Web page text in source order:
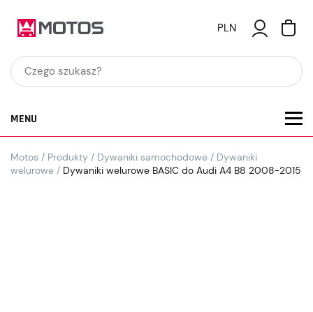
PLN
MENU
Motos / Produkty / Dywaniki samochodowe / Dywaniki
welurowe / Dywaniki welurowe BASIC do Audi A4 B8 2008-2015